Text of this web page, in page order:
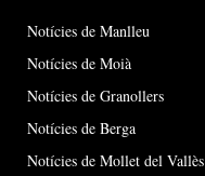
Notícies de Manlleu
Notícies de Moià
Notícies de Granollers
Notícies de Berga
Notícies de Mollet del Vallès